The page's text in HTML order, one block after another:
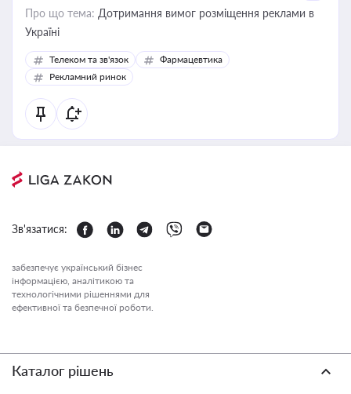
Про що тема: Дотримання вимог розміщення реклами в
Україні
Телеком та зв'язок
Фармацевтика
Рекламний ринок
Зв'язатися:
забезпечує український бізнес
інформацією, аналітикою та
технологічними рішеннями для
ефективної та безпечної роботи.
Каталог рішень